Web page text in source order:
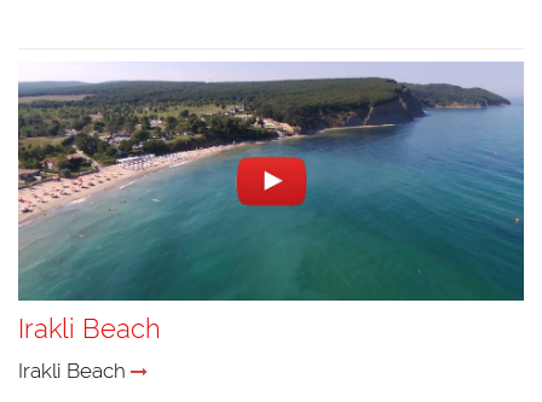
Irakli Beach
Irakli Beach